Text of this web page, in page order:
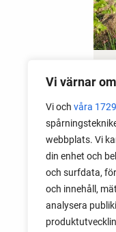
Vi värnar
Vi och våra
webbplats. Vi
din enhet och
och surfdata,
och innehåll,
analysera